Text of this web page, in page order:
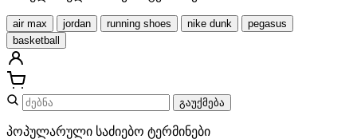
air max jordan running shoes nike dunk
pegasus
basketball
გაუქმება
პოპულარული საძიებო ტერმინები